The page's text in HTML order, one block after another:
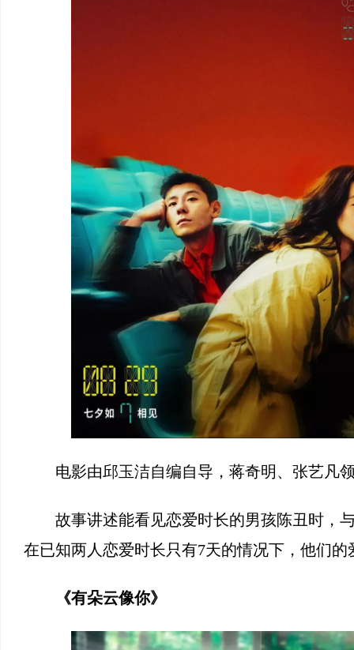
电影由邱玉洁自编自导，蒋奇明、张艺凡
故事讲述能看见恋爱时长的男孩陈丑时，
在已知两人恋爱时长只有7天的情况下，他们的
《有朵云像你》